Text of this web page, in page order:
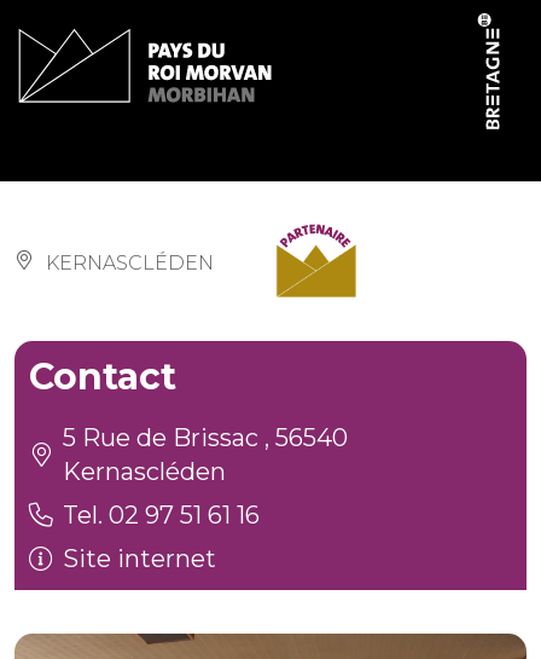
KERNASCLÉDEN
Contact
5 Rue de Brissac , 56540
Kernascléden
Tel. 02 97 51 61 16
Site internet